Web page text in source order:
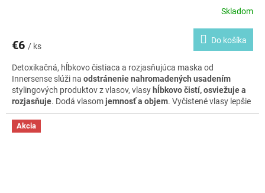
Skladom
€6 / ks
Do košíka
Detoxikačná, hĺbkovo čistiaca a rozjasňujúca maska od
Innersense slúži na odstránenie nahromadených usadením
stylingových produktov z vlasov, vlasy hĺbkovo čistí, osviežuje a
rozjasňuje. Dodá vlasomjemnosť a objem. Vyčistené vlasy lepšie
dokážu absorbovať výživné látky dodávané v ostatných
produktoch. Vhodná pre všetky typy vlasov. Nádherná netypická
kombinácia
Akcia